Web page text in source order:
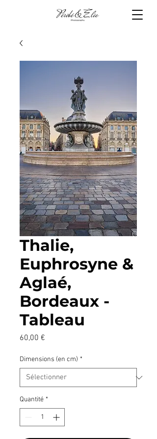
Thalie,
Euphrosyne &
Aglaé,
Bordeaux -
Tableau
60,00 €
Dimensions (en cm) *
Quantité *